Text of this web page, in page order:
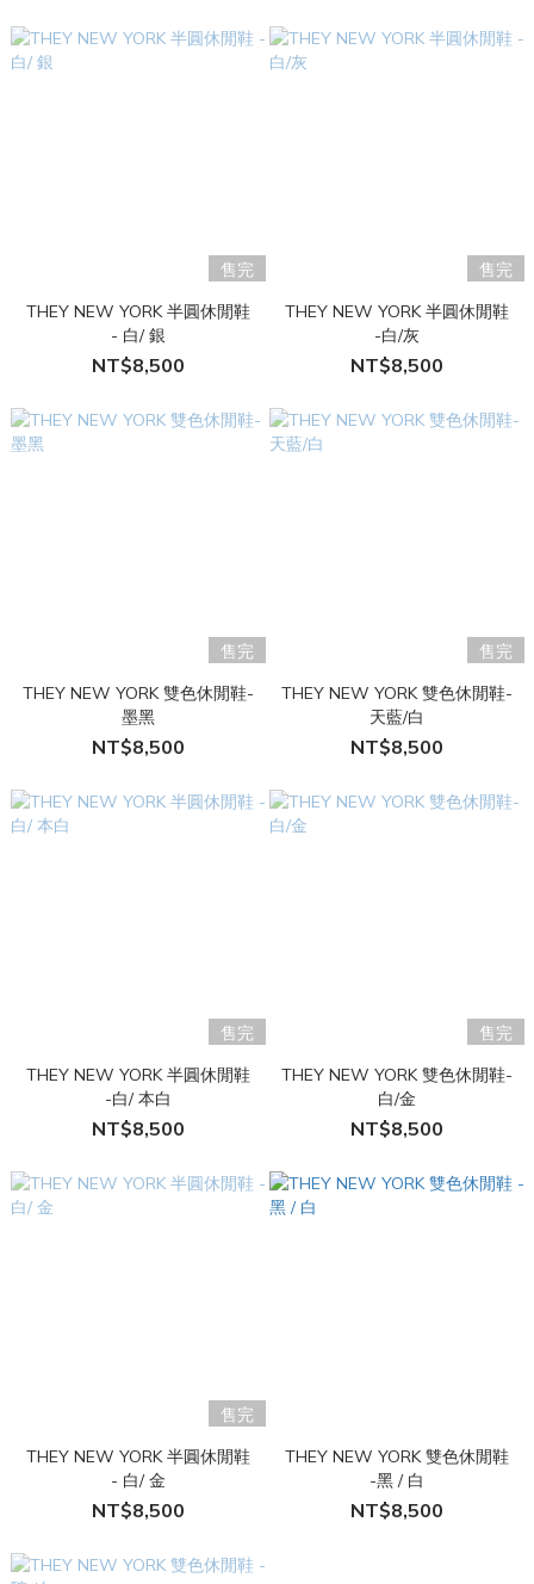
售完
THEY NEW YORK 半圓休閒鞋
- 白/ 銀
NT$8,500
售完
THEY NEW YORK 半圓休閒鞋
-白/灰
NT$8,500
售完
THEY NEW YORK 雙色休閒鞋-
墨黑
NT$8,500
售完
THEY NEW YORK 雙色休閒鞋-
天藍/白
NT$8,500
售完
THEY NEW YORK 半圓休閒鞋
-白/ 本白
NT$8,500
售完
THEY NEW YORK 雙色休閒鞋-
白/金
NT$8,500
售完
THEY NEW YORK 半圓休閒鞋
- 白/ 金
NT$8,500
THEY NEW YORK 雙色休閒鞋
-黑 / 白
NT$8,500